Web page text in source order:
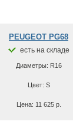
PEUGEOT PG68
есть на складе
Диаметры: R16
Цвет: S
Цена: 11 625 р.